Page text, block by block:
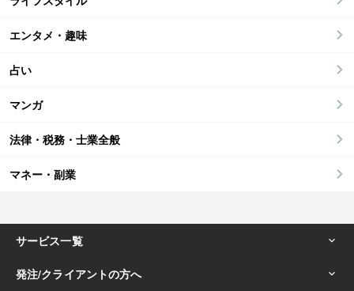
エンタメ・趣味
占い
マンガ
法律・税務・士業全般
マネー・副業